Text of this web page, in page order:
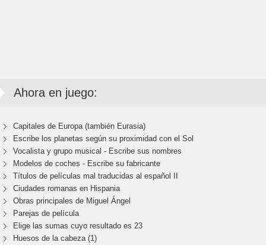
Ahora en juego:
Capitales de Europa (también Eurasia)
Escribe los planetas según su proximidad con el Sol
Vocalista y grupo musical - Escribe sus nombres
Modelos de coches - Escribe su fabricante
Títulos de películas mal traducidas al español II
Ciudades romanas en Hispania
Obras principales de Miguel Ángel
Parejas de película
Elige las sumas cuyo resultado es 23
Huesos de la cabeza (1)